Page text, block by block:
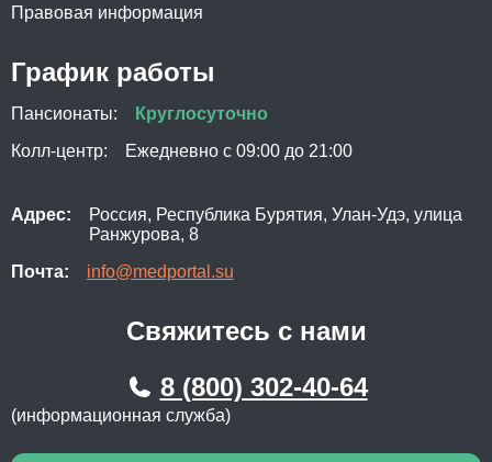
Правовая информация
График работы
Пансионаты:
Круглосуточно
Колл-центр:
Ежедневно с 09:00 до 21:00
Адрес:
Россия, Республика Бурятия, Улан-Удэ, улица
Ранжурова, 8
Почта:
info@medportal.su
Свяжитесь с нами
8 (800) 302-40-64
(информационная служба)